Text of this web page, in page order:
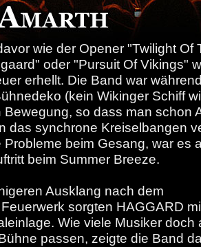
wie der Opener "Twilight Of
oder "Pursuit Of Vikings"
erhellt. Die Band war
(kein Wikinger Schiff
Bewegung, so dass man schon
das synchrone Kreiselbangen
beim Gesang, war es
beim Summer Breeze.
Ausklang nach dem
sorgten HAGGARD
Wie viele Musiker doch
passen, zeigte die Band